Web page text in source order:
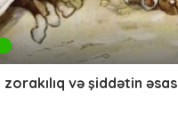
və şiddətin əsas